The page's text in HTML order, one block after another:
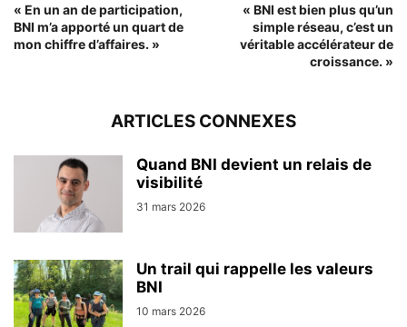
« En un an de participation,
BNI m’a apporté un quart de
mon chiffre d’affaires. »
« BNI est bien plus qu’un
simple réseau, c’est un
véritable accélérateur de
croissance. »
ARTICLES CONNEXES
Quand BNI devient un relais de
visibilité
31 mars 2026
Un trail qui rappelle les valeurs
BNI
10 mars 2026